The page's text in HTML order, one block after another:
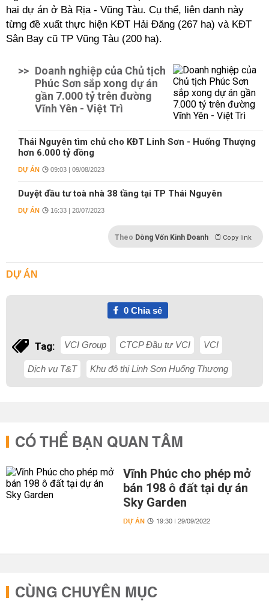
hai dự án ở Bà Rịa - Vũng Tàu. Cụ thể, liên danh này
từng đề xuất thực hiện KĐT Hải Đăng (267 ha) và KĐT
Sân Bay cũ TP Vũng Tàu (200 ha).
>> Doanh nghiệp của Chủ tịch
Phúc Sơn sắp xong dự án
gần 7.000 tỷ trên đường
Vĩnh Yên - Việt Trì
Thái Nguyên tìm chủ cho KĐT Linh Sơn - Huống Thượng
hơn 6.000 tỷ đồng
DỰ ÁN 09:03 | 09/08/2023
Duyệt đầu tư toà nhà 38 tầng tại TP Thái Nguyên
DỰ ÁN 16:33 | 20/07/2023
Theo Dòng Vốn Kinh Doanh Copy link
DỰ ÁN
0Chia sẻ
Tag: VCI Group CTCP Đầu tư VCI VCI
Dịch vụ T&T Khu đô thị Linh Sơn Huống Thượng
CÓ THỂ BẠN QUAN TÂM
Vĩnh Phúc cho phép mở
bán 198 ô đất tại dự án
Sky Garden
DỰ ÁN 19:30 | 29/09/2022
CÙNG CHUYÊN MỤC